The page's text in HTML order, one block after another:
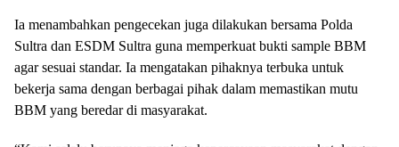
Ia menambahkan pengecekan juga dilakukan bersama Polda
Sultra dan ESDM Sultra guna memperkuat bukti sample BBM
agar sesuai standar. Ia mengatakan pihaknya terbuka untuk
bekerja sama dengan berbagai pihak dalam memastikan mutu
BBM yang beredar di masyarakat.